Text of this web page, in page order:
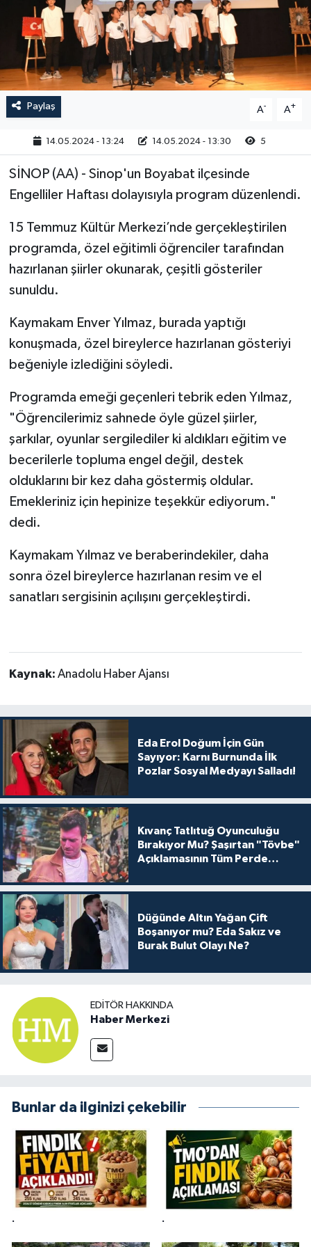
Paylaş A- A+
14.05.2024 - 13:24 14.05.2024 - 13:30 5
SİNOP (AA) - Sinop'un Boyabat ilçesinde
Engelliler Haftası dolayısıyla program düzenlendi.
15 Temmuz Kültür Merkezi’nde gerçekleştirilen
programda, özel eğitimli öğrenciler tarafından
hazırlanan şiirler okunarak, çeşitli gösteriler
sunuldu.
Kaymakam Enver Yılmaz, burada yaptığı
konuşmada, özel bireylerce hazırlanan gösteriyi
beğeniyle izlediğini söyledi.
Programda emeği geçenleri tebrik eden Yılmaz,
"Öğrencilerimiz sahnede öyle güzel şiirler,
şarkılar, oyunlar sergilediler ki aldıkları eğitim ve
becerilerle topluma engel değil, destek
olduklarını bir kez daha göstermiş oldular.
Emekleriniz için hepinize teşekkür ediyorum."
dedi.
Kaymakam Yılmaz ve beraberindekiler, daha
sonra özel bireylerce hazırlanan resim ve el
sanatları sergisinin açılışını gerçekleştirdi.
Kaynak: Anadolu Haber Ajansı
Eda Erol Doğum İçin Gün
Sayıyor: Karnı Burnunda İlk
Pozlar Sosyal Medyayı Salladı!
Kıvanç Tatlıtuğ Oyunculuğu
Bırakıyor Mu? Şaşırtan "Tövbe"
Açıklamasının Tüm Perde
Düğünde Altın Yağan Çift
Boşanıyor mu? Eda Sakız ve
Burak Bulut Olayı Ne?
EDITÖR HAKKINDA
Haber Merkezi
Bunlar da ilginizi çekebilir
. .
RESMİ İLAN